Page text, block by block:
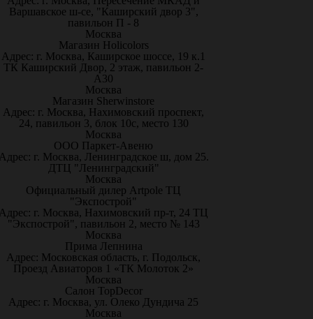
Варшавское ш-се, "Каширский двор 3",
павильон П - 8
Москва
Магазин Holicolors
Адрес: г. Москва, Каширское шоссе, 19 к.1
ТК Каширский Двор, 2 этаж, павильон 2-
А30
Москва
Магазин Sherwinstore
Адрес: г. Москва, Нахимовский проспект,
24, павильон 3, блок 10с, место 130
Москва
ООО Паркет-Авeню
г. Москва, Ленинградское ш, дом 25.
ДТЦ "Ленинградский"
Москва
Официальный дилер Artpole ТЦ
"Экспострой"
г. Москва, Нахимовский пр-т, 24 ТЦ
"Экспострой", павильон 2, место № 143
Москва
Прима Лепнина
Адрес: Московская область, г. Подольск,
Проезд Авиаторов 1 «ТК Молоток 2»
Москва
Салон TopDecor
Адрес: г. Москва, ул. Олеко Дундича 25
Москва